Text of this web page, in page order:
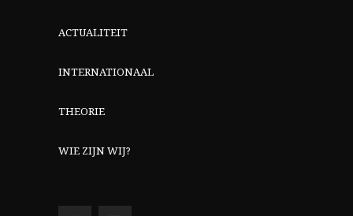
ACTUALITEIT
INTERNATIONAAL
THEORIE
WIE ZIJN WIJ?